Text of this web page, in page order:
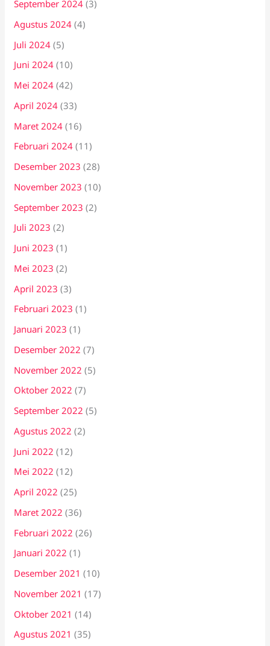
September 2024 (3)
Agustus 2024 (4)
Juli 2024 (5)
Juni 2024 (10)
Mei 2024 (42)
April 2024 (33)
Maret 2024 (16)
Februari 2024 (11)
Desember 2023 (28)
November 2023 (10)
September 2023 (2)
Juli 2023 (2)
Juni 2023 (1)
Mei 2023 (2)
April 2023 (3)
Februari 2023 (1)
Januari 2023 (1)
Desember 2022 (7)
November 2022 (5)
Oktober 2022 (7)
September 2022 (5)
Agustus 2022 (2)
Juni 2022 (12)
Mei 2022 (12)
April 2022 (25)
Maret 2022 (36)
Februari 2022 (26)
Januari 2022 (1)
Desember 2021 (10)
November 2021 (17)
Oktober 2021 (14)
Agustus 2021 (35)